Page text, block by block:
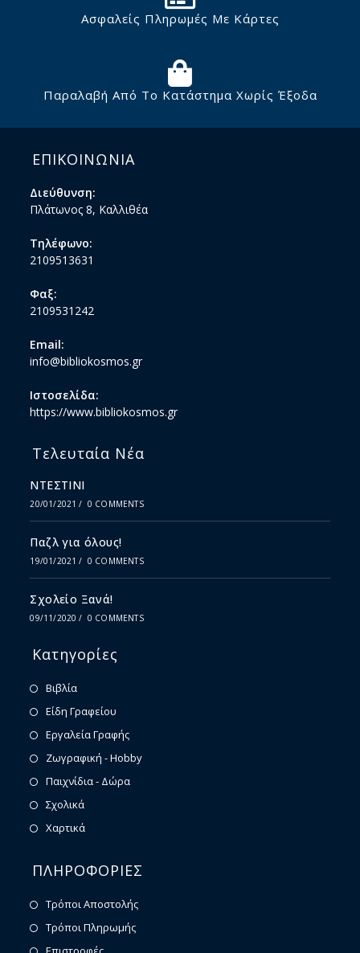
Ασφαλείς Πληρωμές Με Κάρτες
Παραλαβή Από Το Κατάστημα Χωρίς Έξοδα
ΕΠΙΚΟΙΝΩΝΙΑ
Διεύθυνση:
Πλάτωνος 8, Καλλιθέα
Τηλέφωνο:
2109513631
Φαξ:
2109531242
Email:
info@bibliokosmos.gr
Ιστοσελίδα:
https://www.bibliokosmos.gr
Τελευταία Νέα
ΝΤΕΣΤΙΝΙ
20/01/2021 / 0 COMMENTS
Παζλ για όλους!
19/01/2021 / 0 COMMENTS
Σχολείο Ξανά!
09/11/2020 / 0 COMMENTS
Κατηγορίες
Βιβλία
Είδη Γραφείου
Εργαλεία Γραφής
Ζωγραφική - Hobby
Παιχνίδια - Δώρα
Σχολικά
Χαρτικά
ΠΛΗΡΟΦΟΡΙΕΣ
Τρόποι Αποστολής
Τρόποι Πληρωμής